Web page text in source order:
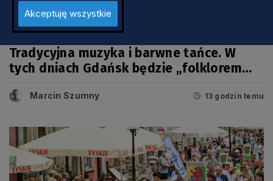
KULTURA
Tradycyjna muzyka i barwne tańce. W
tych dniach Gdańsk będzie „folklorem
Marcin Szumny 13 godzin temu
Akceptuję wszystkie